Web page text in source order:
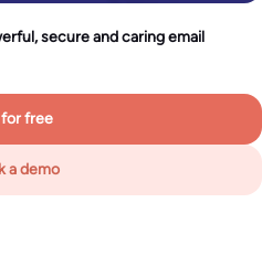
secure and caring email
for free
a demo